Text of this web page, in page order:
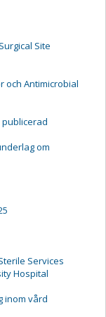
Site
och Antimicrobial
om
Services
Hospital
inom vård